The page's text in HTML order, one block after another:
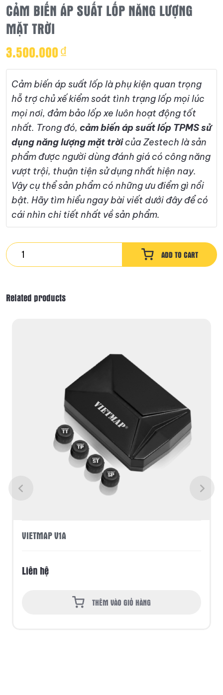
CẢM BIẾN ÁP SUẤT LỐP NĂNG LƯỢNG
MẶT TRỜI
3.500.000₫
Cảm biến áp suất lốp là phụ kiện quan trọng
hỗ trợ chủ xế kiểm soát tình trạng lốp mọi lúc
mọi nơi, đảm bảo lốp xe luôn hoạt động tốt
nhất. Trong đó, cảm biến áp suất lốp TPMS sử
dụng năng lượng mặt trờicủa Zestech là sản
phẩm được người dùng đánh giá có công năng
vượt trội, thuận tiện sử dụng nhất hiện nay.
Vậy cụ thể sản phẩm có những ưu điểm gì nổi
bật. Hãy tìm hiểu ngay bài viết dưới đây để có
cái nhìn chi tiết nhất về sản phẩm.
Cảm
Biến
Trời
quantity
ADD TO CART
Related products
VIETMAP V1A
Liên hệ
THÊM VÀO GIỎ HÀNG